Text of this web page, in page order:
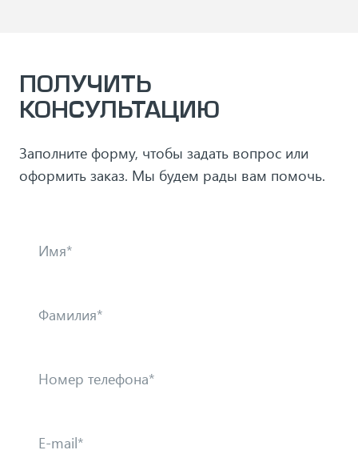
ПОЛУЧИТЬ
КОНСУЛЬТАЦИЮ
Заполните форму, чтобы задать вопрос или
оформить заказ. Мы будем рады вам помочь.